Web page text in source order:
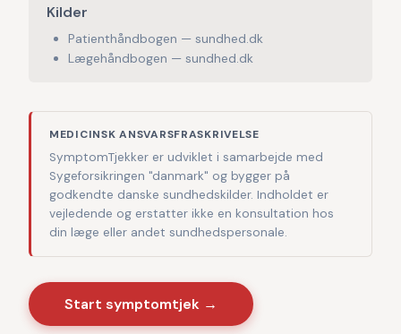
Kilder
Patienthåndbogen — sundhed.dk
Lægehåndbogen — sundhed.dk
MEDICINSK ANSVARSFRASKRIVELSE
SymptomTjekker er udviklet i samarbejde med
Sygeforsikringen "danmark" og bygger på
godkendte danske sundhedskilder. Indholdet er
vejledende og erstatter ikke en konsultation hos
din læge eller andet sundhedspersonale.
Start symptomtjek →